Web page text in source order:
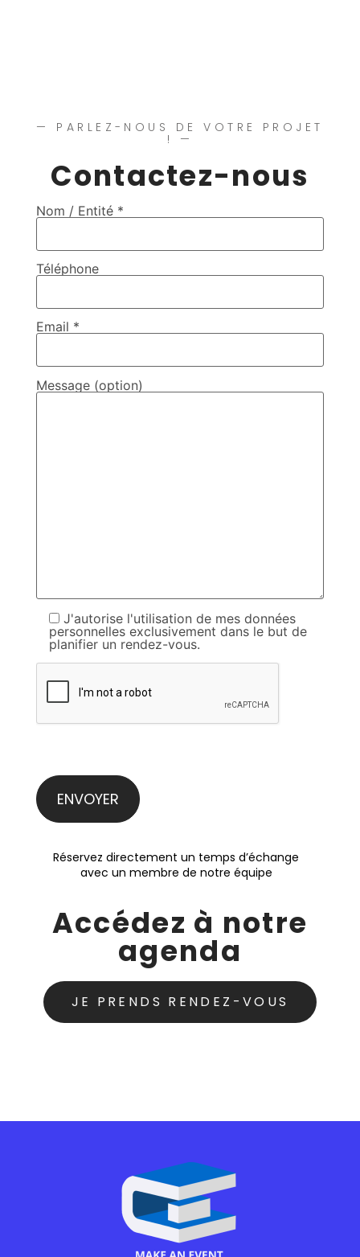
— PARLEZ-NOUS DE VOTRE PROJET
! —
Contactez-nous
Nom / Entité *
Téléphone
Email *
Message (option)
J'autorise l'utilisation de mes données
personnelles exclusivement dans le but de
planifier un rendez-vous.
Réservez directement un temps d’échange
avec un membre de notre équipe
Accédez à notre
agenda
JE PRENDS RENDEZ-VOUS